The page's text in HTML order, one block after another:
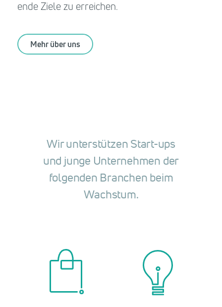
ende Ziele zu erreichen.
Mehr über uns
Wir unterstützen Start-ups
und junge Unter­nehmen der
folgenden Branchen beim
Wachstum.